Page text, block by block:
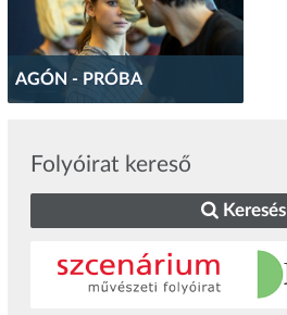
AGÓN - PRÓBA
Folyóirat kereső
Keresés